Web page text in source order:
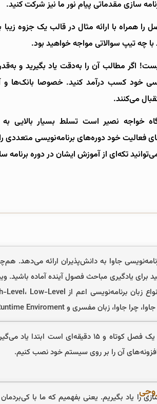
سازی مقدماتی پیام نور ما نیز شرکت کنید.
همراه با ارائه مثال در قالب یک جزوه
چه تیپ سوالاتی مواجه خواهید بود.
اگر مطالب آن را به‌دقت یاد بگیرید و
خود کسب درآمد کنید. خصوصا بانک‌ها
می‌کنند.
خود دوره‌های برنامه‌نویسی متعددی
تکه‌ای از آموزش ایشان در دوره برنامه
جاوا به دانش‌پذیران ارائه می‌دهد.
را یاد بگیریم. یعنی بفهمیم که ما با